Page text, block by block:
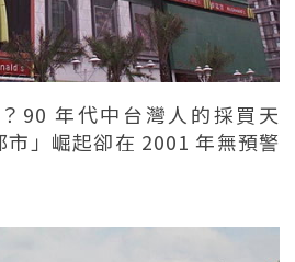
90 年代中台灣人的採買天
」崛起卻在 2001 年無預警